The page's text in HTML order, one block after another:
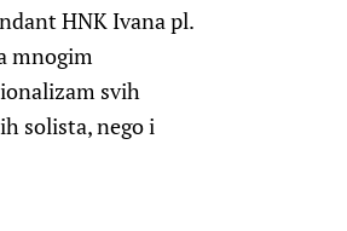
HNK Ivana pl.
mnogim
svih
solista, nego i